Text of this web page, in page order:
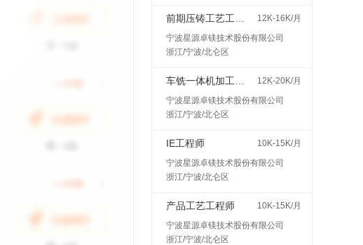
12K-16K/月
宁波星源卓镁技术股份有限公司
浙江/宁波/北仑区
12K-20K/月
宁波星源卓镁技术股份有限公司
浙江/宁波/北仑区
IE工程师
10K-15K/月
宁波星源卓镁技术股份有限公司
浙江/宁波/北仑区
产品工艺工程师
10K-15K/月
宁波星源卓镁技术股份有限公司
浙江/宁波/北仑区